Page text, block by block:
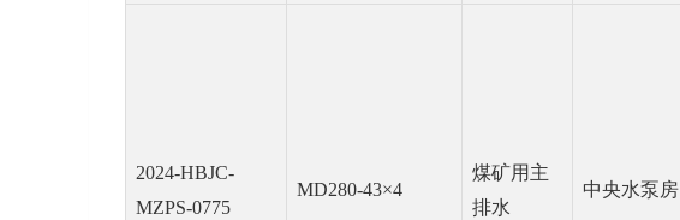
2024-HBJC-
MZPS-0775
MD280-43×4
煤矿用主
排水
中央水泵房